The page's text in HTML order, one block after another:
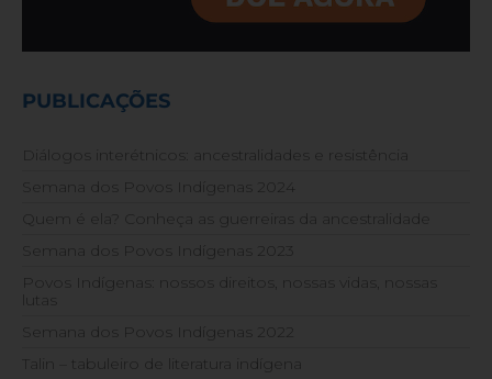
PUBLICAÇÕES
Diálogos interétnicos: ancestralidades e resistência
Semana dos Povos Indígenas 2024
Quem é ela? Conheça as guerreiras da ancestralidade
Semana dos Povos Indígenas 2023
Povos Indígenas: nossos direitos, nossas vidas, nossas
lutas
Semana dos Povos Indígenas 2022
Talin – tabuleiro de literatura indígena